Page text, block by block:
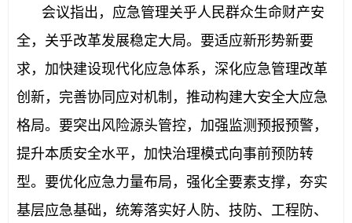
会议指出，应急管理关乎人民群众生命财产安
全，关乎改革发展稳定大局。要适应新形势新要
求，加快建设现代化应急体系，深化应急管理改革
创新，完善协同应对机制，推动构建大安全大应急
格局。要突出风险源头管控，加强监测预报预警，
提升本质安全水平，加快治理模式向事前预防转
型。要优化应急力量布局，强化全要素支撑，夯实
基层应急基础，统筹落实好人防、技防、工程防、